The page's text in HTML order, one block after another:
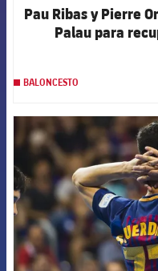
Pau Ribas y Pierre
Palau para
BALONCESTO